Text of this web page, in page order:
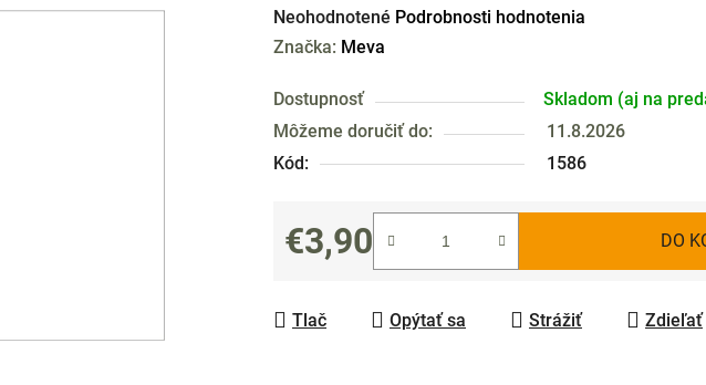
Priemerné
hodnotenie
je
0,0
z
hviezdičiek.
Neohodnotené Podrobnosti hodnotenia
Značka: Meva
Dostupnosť Skladom (aj na
Môžeme doručiť do:
11.8.2026
Kód:
1586
€3,90
Jednotková cena:
DO
Tlač Opýtať sa Strážiť Zdieľať